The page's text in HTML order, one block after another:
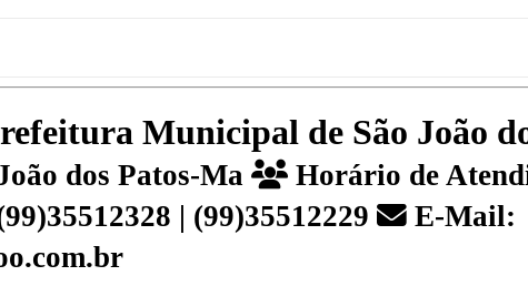
Municipal de São João
dos Patos-Ma
Horário de
| (99)35512229
E-Mail: